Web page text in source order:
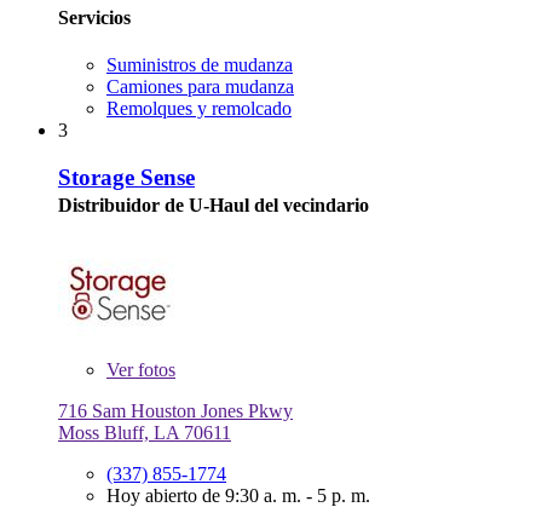
Servicios
Suministros de mudanza
Camiones para mudanza
Remolques y remolcado
3
Storage Sense
Distribuidor de U-Haul del vecindario
Verfotos
716 Sam Houston Jones Pkwy
Moss Bluff, LA 70611
(337) 855-1774
Hoy abierto de 9:30 a. m. - 5 p. m.